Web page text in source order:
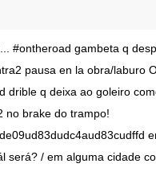
#ontheroad gambeta q
pausa en la obra/laburo
drible q deixa ao goleiro
no brake do trampo!
será? / em alguma cidade